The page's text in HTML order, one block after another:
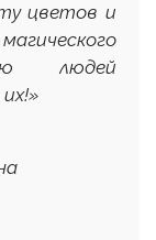
цветов и
людей
»